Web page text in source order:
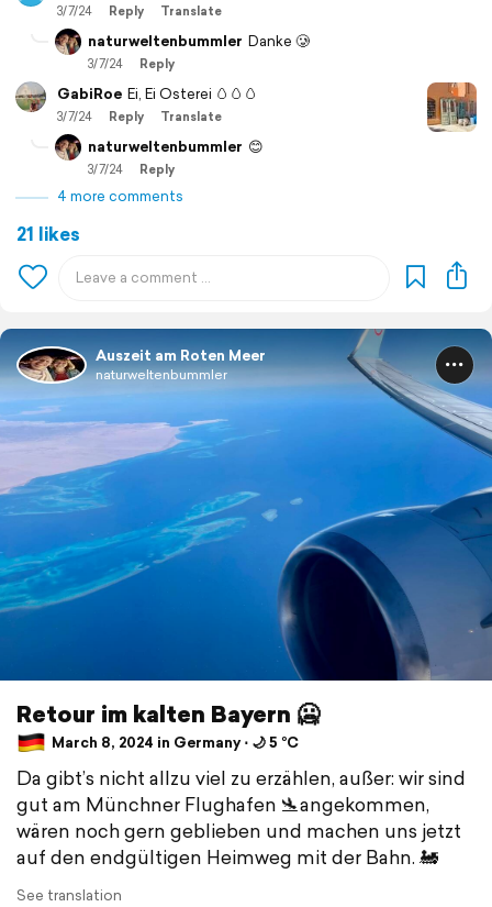
3/7/24 Reply Translate
naturweltenbummler Danke 🥲
3/7/24 Reply
GabiRoe Ei, Ei Osterei 🥚🥚🥚
3/7/24 Reply Translate
naturweltenbummler 😊
3/7/24 Reply
4 more comments
21 likes
Auszeit am Roten Meer
naturweltenbummler
Retour im kalten Bayern 🥶
March 8, 2024 in Germany ⋅ 🌙 5 °C
Da gibt’s nicht allzu viel zu erzählen, außer: wir sind
gut am Münchner Flughafen 🛬angekommen,
wären noch gern geblieben und machen uns jetzt
auf den endgültigen Heimweg mit der Bahn. 🚂
See translation